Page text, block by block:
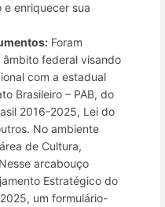
enriquecer sua
Foram
federal visando
com a estadual
Brasileiro – PAB, do
2016-2025, Lei do
No ambiente
de Cultura,
arcabouço
Estratégico do
um formulário-